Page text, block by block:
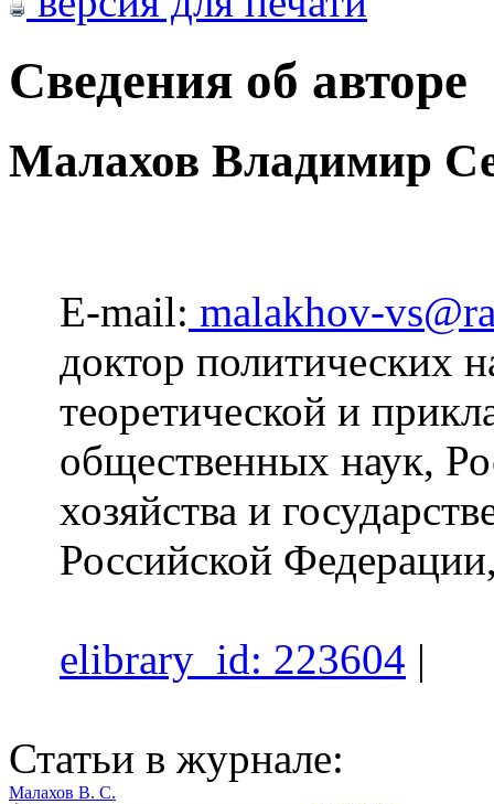
Сведения об авторе
Малахов Владимир
E-mail: malakhov-
доктор политических
теоретической и
общественных наук,
хозяйства и
Российской
elibrary_id: 223604 |
Статьи в журнале:
Малахов В. С.